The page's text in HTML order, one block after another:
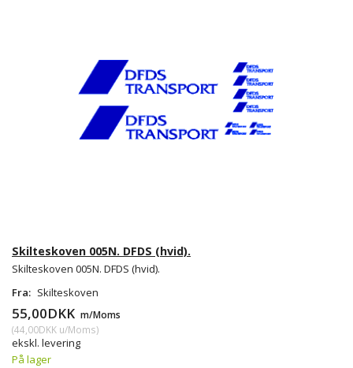
Skilteskoven 005N. DFDS (hvid).
Skilteskoven 005N. DFDS (hvid).
Fra: Skilteskoven
55,00DKK m/Moms
(44,00DKK u/Moms)
ekskl. levering
På lager